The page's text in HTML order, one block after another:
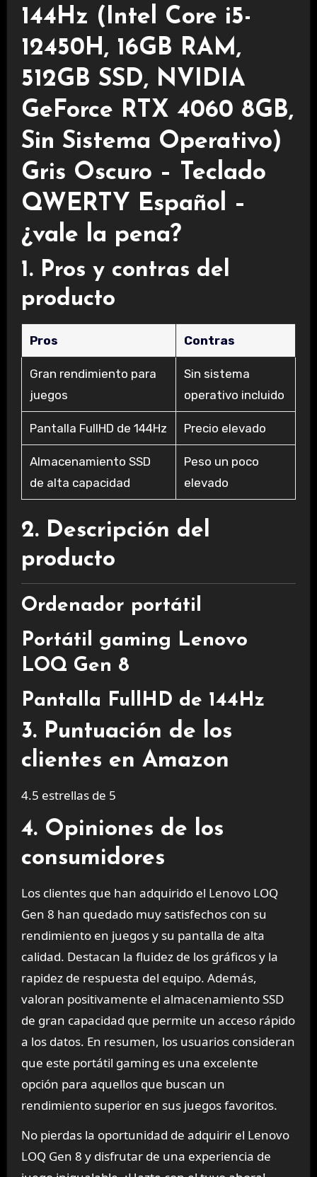
144Hz (Intel Core i5-
12450H, 16GB RAM,
512GB SSD, NVIDIA
GeForce RTX 4060 8GB,
Sin Sistema Operativo)
Gris Oscuro – Teclado
QWERTY Español –
¿vale la pena?
1. Pros y contras del
producto
Pros Contras
Gran rendimiento para
juegos
Sin sistema
operativo incluido
Pantalla FullHD de 144Hz Precio elevado
Almacenamiento SSD
de alta capacidad
Peso un poco
elevado
2. Descripción del
producto
Ordenador portátil
Portátil gaming Lenovo
LOQ Gen 8
Pantalla FullHD de 144Hz
3. Puntuación de los
clientes en Amazon
4.5 estrellas de 5
4. Opiniones de los
consumidores
Los clientes que han adquirido el Lenovo LOQ
Gen 8 han quedado muy satisfechos con su
rendimiento en juegos y su pantalla de alta
calidad. Destacan la fluidez de los gráficos y la
rapidez de respuesta del equipo. Además,
valoran positivamente el almacenamiento SSD
de gran capacidad que permite un acceso rápido
a los datos. En resumen, los usuarios consideran
que este portátil gaming es una excelente
opción para aquellos que buscan un
rendimiento superior en sus juegos favoritos.
No pierdas la oportunidad de adquirir el Lenovo
LOQ Gen 8 y disfrutar de una experiencia de